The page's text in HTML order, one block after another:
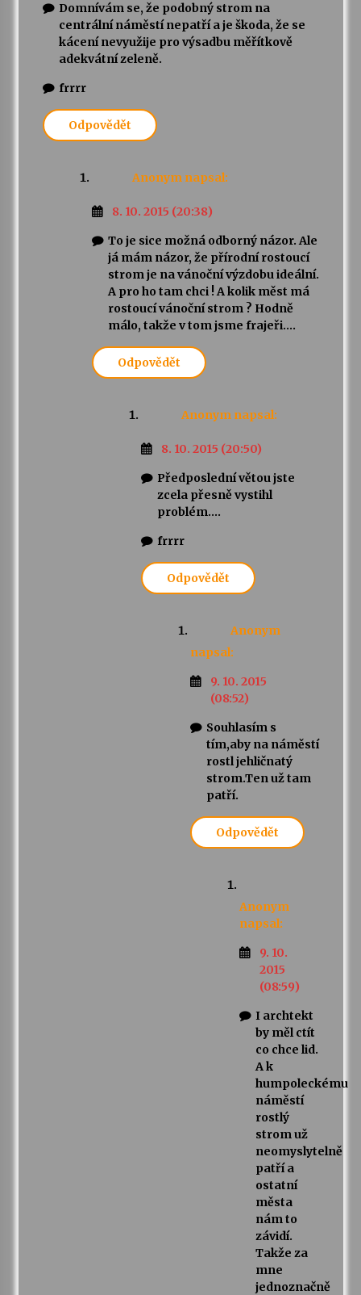
Domnívám se, že podobný strom na
centrální náměstí nepatří a je škoda, že se
kácení nevyužije pro výsadbu měřítkově
adekvátní zeleně.
frrrr
Odpovědět
Anonym napsal:
8. 10. 2015 (20:38)
To je sice možná odborný názor. Ale
já mám názor, že přírodní rostoucí
strom je na vánoční výzdobu ideální.
A pro ho tam chci ! A kolik měst má
rostoucí vánoční strom ? Hodně
málo, takže v tom jsme frajeři….
Odpovědět
Anonym napsal:
8. 10. 2015 (20:50)
Předposlední větou jste
zcela přesně vystihl
problém….
frrrr
Odpovědět
Anonym
napsal:
9. 10. 2015
(08:52)
Souhlasím s
tím,aby na náměstí
rostl jehličnatý
strom.Ten už tam
patří.
Odpovědět
Anonym
napsal:
9. 10.
2015
(08:59)
I archtekt
by měl ctít
co chce lid.
A k
humpoleckému
náměstí
rostlý
strom už
neomyslytelně
patří a
ostatní
města
nám to
závidí.
Takže za
mne
jednoznačně